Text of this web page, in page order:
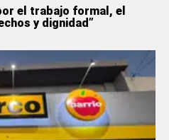
el trabajo formal, el
y dignidad”